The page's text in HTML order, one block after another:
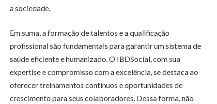
a sociedade.
Em suma, a formação de talentos e a qualificação
profissional são fundamentais para garantir um sistema de
saúde eficiente e humanizado. O IBDSocial, com sua
expertise e compromisso com a excelência, se destaca ao
oferecer treinamentos contínuos e oportunidades de
crescimento para seus colaboradores. Dessa forma, não